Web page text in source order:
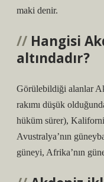
maki denir.
Hangisi
altındadır?
Görülebildiği alanlar
rakımı düşük
hüküm sürer),
Avustralya’nın
güneyi, Afrika’nın